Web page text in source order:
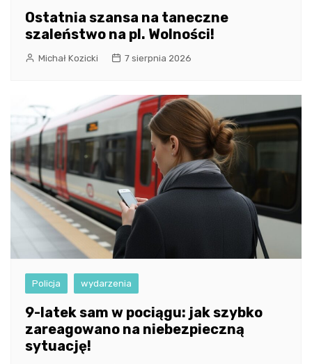
Ostatnia szansa na taneczne
szaleństwo na pl. Wolności!
Michał Kozicki 7 sierpnia 2026
Policja wydarzenia
9-latek sam w pociągu: jak szybko
zareagowano na niebezpieczną
sytuację!